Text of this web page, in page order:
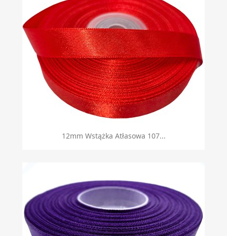
12mm Wstążka Atłasowa 107...